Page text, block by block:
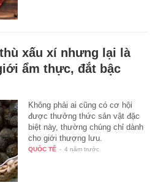
xấu xí nhưng lại là
ẩm thực, đắt bậc
Không phải ai cũng có cơ hội
được thưởng thức sản vật đặc
biệt này, thường chúng chỉ dành
cho giới thượng lưu.
QUỐC TẾ - 4 năm trước